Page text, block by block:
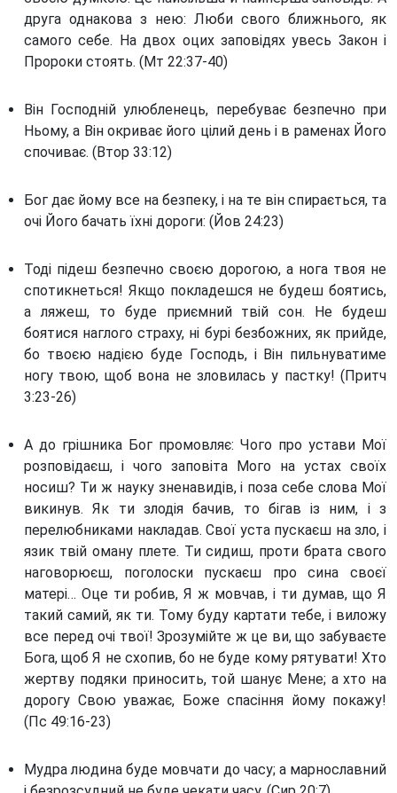
друга однакова з нею: Люби свого ближнього, як
самого себе. На двох оцих заповідях увесь Закон і
Пророки стоять. (Мт 22:37-40)
Він Господній улюбленець, перебуває безпечно при
Ньому, а Він окриває його цілий день і в раменах Його
спочиває. (Втор 33:12)
Бог дає йому все на безпеку, і на те він спирається, та
очі Його бачать їхні дороги: (Йов 24:23)
Тоді підеш безпечно своєю дорогою, а нога твоя не
спотикнеться! Якщо покладешся не будеш боятись,
а ляжеш, то буде приємний твій сон. Не будеш
боятися наглого страху, ні бурі безбожних, як прийде,
бо твоєю надією буде Господь, і Він пильнуватиме
ногу твою, щоб вона не зловилась у пастку! (Притч
3:23-26)
А до грішника Бог промовляє: Чого про устави Мої
розповідаєш, і чого заповіта Мого на устах своїх
носиш? Ти ж науку зненавидів, і поза себе слова Мої
викинув. Як ти злодія бачив, то бігав із ним, і з
перелюбниками накладав. Свої уста пускаєш на зло, і
язик твій оману плете. Ти сидиш, проти брата свого
наговорюєш, поголоски пускаєш про сина своєї
матері… Оце ти робив, Я ж мовчав, і ти думав, що Я
такий самий, як ти. Тому буду картати тебе, і виложу
все перед очі твої! Зрозумійте ж це ви, що забуваєте
Бога, щоб Я не схопив, бо не буде кому рятувати! Хто
жертву подяки приносить, той шанує Мене; а хто на
дорогу Свою уважає, Боже спасіння йому покажу!
(Пс 49:16-23)
Мудра людина буде мовчати до часу; а марнославний